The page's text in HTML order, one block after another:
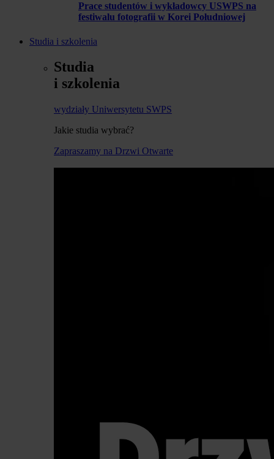
Prace studentów i wykładowcy USWPS na
festiwalu fotografii w Korei Południowej
Studia i szkolenia
Studia
i szkolenia
wydziały Uniwersytetu SWPS
Jakie studia wybrać?
Zapraszamy na Drzwi Otwarte